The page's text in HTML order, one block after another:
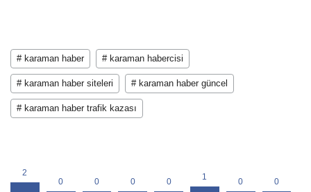
# karaman haber # karaman habercisi
# karaman haber siteleri # karaman haber güncel
# karaman haber trafik kazası